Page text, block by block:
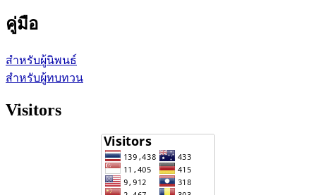
คู่มือ
สำหรับผู้นิพนธ์
สำหรับผู้ทบทวน
Visitors